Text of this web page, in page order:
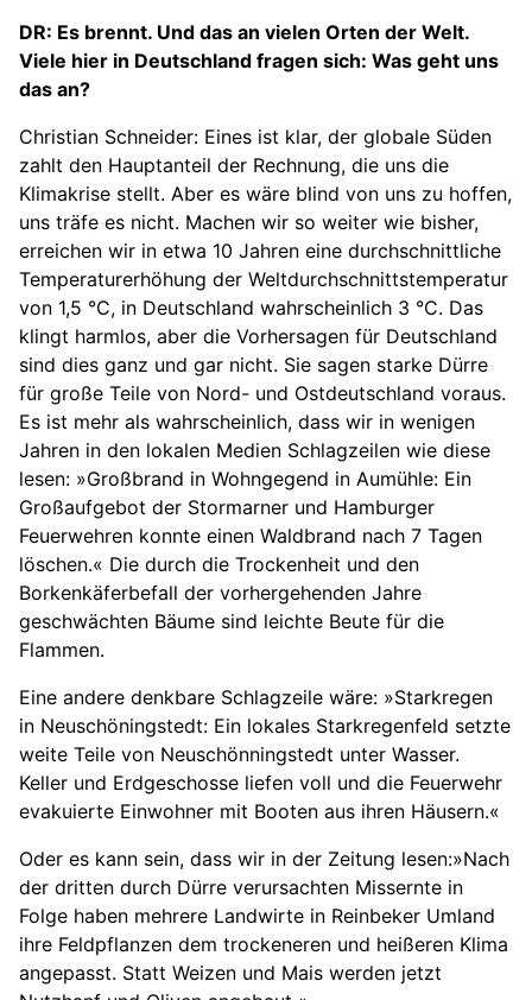
DR: Es brennt. Und das an vielen Orten der Welt.
Viele hier in Deutschland fragen sich: Was geht uns
das an?
Christian Schneider: Eines ist klar, der globale Süden
zahlt den Hauptanteil der Rechnung, die uns die
Klimakrise stellt. Aber es wäre blind von uns zu hoffen,
uns träfe es nicht. Machen wir so weiter wie bisher,
erreichen wir in etwa 10 Jahren eine durchschnittliche
Temperaturerhöhung der Weltdurchschnittstemperatur
von 1,5 °C, in Deutschland wahrscheinlich 3 °C. Das
klingt harmlos, aber die Vorhersagen für Deutschland
sind dies ganz und gar nicht. Sie sagen starke Dürre
für große Teile von Nord- und Ostdeutschland voraus.
Es ist mehr als wahrscheinlich, dass wir in wenigen
Jahren in den lokalen Medien Schlagzeilen wie diese
lesen: »Großbrand in Wohngegend in Aumühle: Ein
Großaufgebot der Stormarner und Hamburger
Feuerwehren konnte einen Waldbrand nach 7 Tagen
löschen.« Die durch die Trockenheit und den
Borkenkäferbefall der vorhergehenden Jahre
geschwächten Bäume sind leichte Beute für die
Flammen.
Eine andere denkbare Schlagzeile wäre: »Starkregen
in Neuschöningstedt: Ein lokales Starkregenfeld setzte
weite Teile von Neuschönningstedt unter Wasser.
Keller und Erdgeschosse liefen voll und die Feuerwehr
evakuierte Einwohner mit Booten aus ihren Häusern.«
Oder es kann sein, dass wir in der Zeitung lesen:»Nach
der dritten durch Dürre verursachten Missernte in
Folge haben mehrere Landwirte in Reinbeker Umland
ihre Feldpflanzen dem trockeneren und heißeren Klima
angepasst. Statt Weizen und Mais werden jetzt